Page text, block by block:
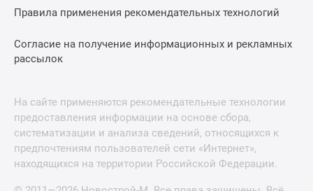
Правила применения рекомендательных технологий
Согласие на получение информационных и рекламных
рассылок
На сайте применяются рекомендательные технологии
предоставления информации на основе сбора,
систематизации и анализа сведений, относящихся к
предпочтениям пользователей сети «Интернет»,
находящихся на территории Российской Федерации.